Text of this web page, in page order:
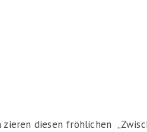
diesen fröhlichen